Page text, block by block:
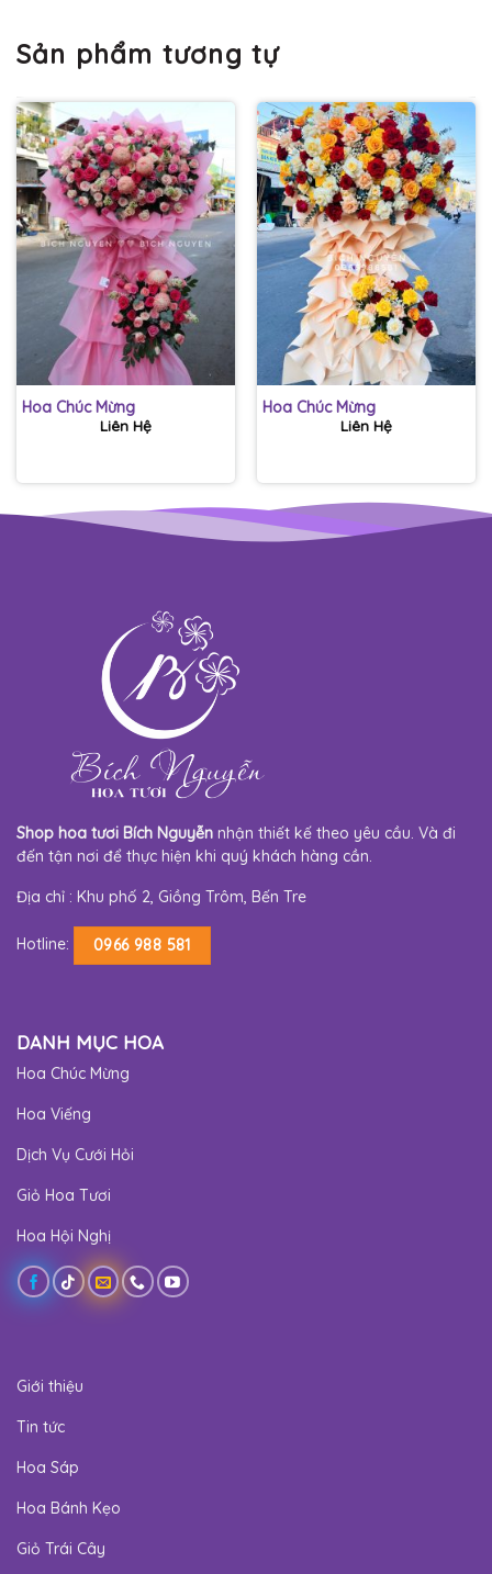
Sản phẩm tương tự
Hoa Chúc Mừng
Liên Hệ
Hoa Chúc Mừng
Liên Hệ
Shop hoa tươi Bích Nguyễn nhận thiết kế theo yêu cầu. Và đi
đến tận nơi để thực hiện khi quý khách hàng cần.
Địa chỉ : Khu phố 2, Giồng Trôm, Bến Tre
Hotline: 0966 988 581
DANH MỤC HOA
Hoa Chúc Mừng
Hoa Viếng
Dịch Vụ Cưới Hỏi
Giỏ Hoa Tươi
Hoa Hội Nghị
Giới thiệu
Tin tức
Hoa Sáp
Hoa Bánh Kẹo
Giỏ Trái Cây